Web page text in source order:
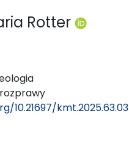
Rotter
10.21697/kmt.2025.63.03